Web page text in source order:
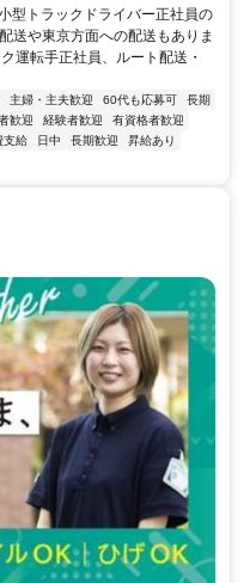
型トラックドライバー正社員の
送や東京方面への配送もありま
運転手正社員、ルート配送・
主婦・主夫歓迎 60代も応募可
長期
歓迎 経験者歓迎
有資格者歓迎
支給 日中 長期歓迎
昇給あり